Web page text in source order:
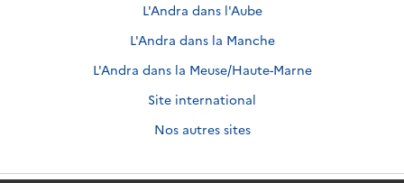
L'Andra dans l'Aube
L'Andra dans la Manche
L'Andra dans la Meuse/Haute-Marne
Site international
Nos autres sites